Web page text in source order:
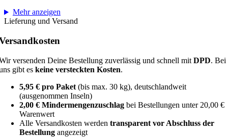
Mehr anzeigen
Lieferung und Versand
versenden Deine Bestellung zuverlässig und schnell mit DPD. Bei
gibt es keine versteckten Kosten.
5,95 € pro Paket (bis max. 30 kg), deutschlandweit
(ausgenommen Inseln)
2,00 € Mindermengenzuschlag bei Bestellungen unter 20,00 €
Warenwert
Alle Versandkosten werden transparent vor Abschluss der
Bestellung angezeigt